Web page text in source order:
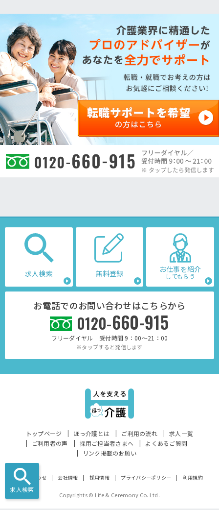
求人検索
求人検索 無料登録 お仕事を紹介
してもらう
お電話でのお問い合わせはこちらから
0120-660-915
フリーダイヤル 受付時間 9：00～21：00
※タップすると発信します
トップページ ほっ介護とは ご利用の流れ
求人一覧
ご利用者の声
採用ご担当者さまへ
よくあるご質問
リンク掲載のお願い
お問い合わせ 会社情報 採用情報 プライバシーポリシー 利用規約
Copyrights © Life & Ceremony Co. Ltd.